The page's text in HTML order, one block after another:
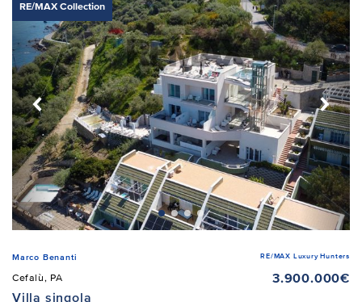
RE/MAX Collection
Marco Benanti RE/MAX Luxury Hunters
Cefalù, PA
3.900.000€
Villa singola